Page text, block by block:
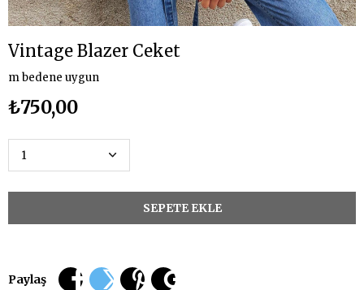
Vintage Blazer Ceket
m bedene uygun
₺750,00
Paylaş